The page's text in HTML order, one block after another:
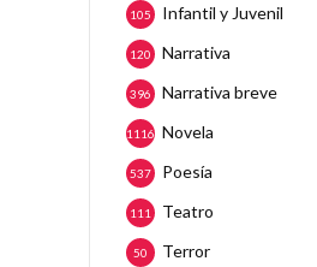
Infantil y Juvenil
105
Narrativa
120
Narrativa breve
396
Novela
1116
Poesía
537
Teatro
111
Terror
50